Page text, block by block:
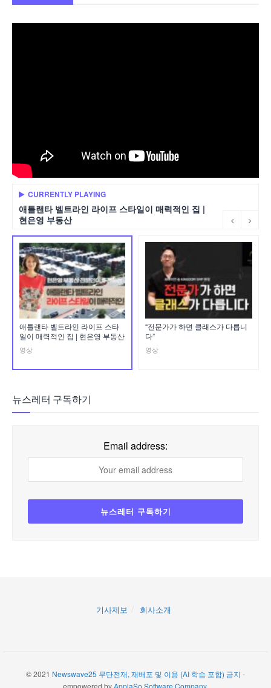
CURRENTLY PLAYING
애틀랜타 벨트라인 라이프 스타일이 매력적인 집 |
현은영 부동산
애틀랜타 벨트라인 라이프 스타
일이 매력적인 집 | 현은영 부동산
영상
“전문가가 하면 클래스가 다릅니
다”
영상
뉴스레터 구독하기
Email address:
기사제보 회사소개
© 2021 Newswave25 무단전재, 재배포 및 이용 (AI 학습 포함) 금지 -
empowered by ApplaSo Software Company.